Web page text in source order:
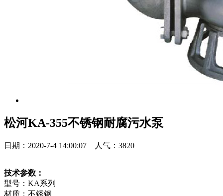
松河KA-355不锈钢耐腐污水泵
日期：2020-7-4 14:00:07 人气：3820
技术参数：
型号：KA系列
材质：不锈钢